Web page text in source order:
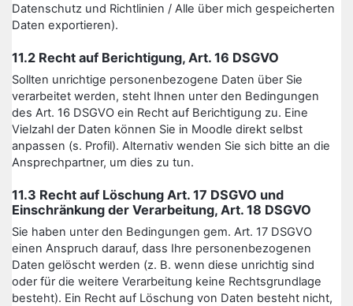
Datenschutz und Richtlinien / Alle über mich gespeicherten
Daten exportieren).
11.2 Recht auf Berichtigung, Art. 16 DSGVO
Sollten unrichtige personenbezogene Daten über Sie
verarbeitet werden, steht Ihnen unter den Bedingungen
des Art. 16 DSGVO ein Recht auf Berichtigung zu. Eine
Vielzahl der Daten können Sie in Moodle direkt selbst
anpassen (s. Profil). Alternativ wenden Sie sich bitte an die
Ansprechpartner, um dies zu tun.
11.3 Recht auf Löschung Art. 17 DSGVO und
Einschränkung der Verarbeitung, Art. 18 DSGVO
Sie haben unter den Bedingungen gem. Art. 17 DSGVO
einen Anspruch darauf, dass Ihre personenbezogenen
Daten gelöscht werden (z. B. wenn diese unrichtig sind
oder für die weitere Verarbeitung keine Rechtsgrundlage
besteht). Ein Recht auf Löschung von Daten besteht nicht,